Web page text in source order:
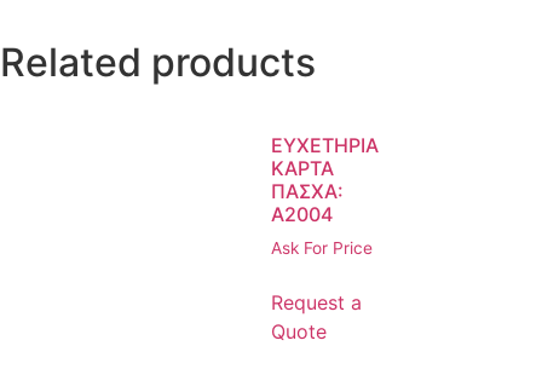
Related products
ΕΥΧΕΤΗΡΙΑ
ΚΑΡΤΑ
ΠΑΣΧΑ:
Α2004
Ask For Price
Request a
Quote